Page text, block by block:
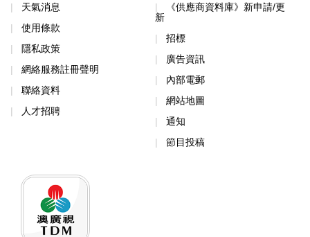
天氣消息
使用條款
隱私政策
網絡服務註冊聲明
聯絡資料
人才招聘
《供應商資料庫》新申請/更
新
招標
廣告資訊
內部電郵
網站地圖
通知
節目投稿